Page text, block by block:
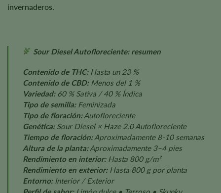
invernaderos.
Sour Diesel Autofloreciente: resumen
Contenido de THC:Hasta un 23 %
Contenido de CBD:Menos del 1 %
Variedad:60 % Sativa / 40 % Índica
Tipo de semilla:Feminizada
Tipo de floración:Autofloreciente
Genética:Sour Diesel × Haze 2.0 Autofloreciente
Tiempo de floración:Aproximadamente 8-10 semanas
Altura de la planta:Aproximadamente 3–4 pies
Rendimiento en interior:Hasta 800 g/m²
Rendimiento en exterior:Hasta 800 g por planta
Entorno:Interior / Exterior